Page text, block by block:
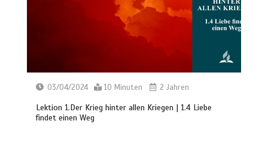
03/04/2024 10 Minuten 2 Jahren
Lektion 1.Der Krieg hinter allen Kriegen | 1.4 Liebe
findet einen Weg